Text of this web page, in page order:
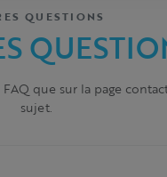
QUESTIONS
que sur la page
sujet.